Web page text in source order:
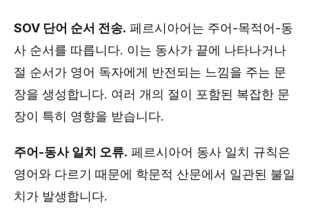
SOV 단어 순서 전송. 페르시아어는 주어-목적어-동
사 순서를 따릅니다. 이는 동사가 끝에 나타나거나
절 순서가 영어 독자에게 반전되는 느낌을 주는 문
장을 생성합니다. 여러 개의 절이 포함된 복잡한 문
장이 특히 영향을 받습니다.
주어-동사 일치 오류. 페르시아어 동사 일치 규칙은
영어와 다르기 때문에 학문적 산문에서 일관된 불일
치가 발생합니다.